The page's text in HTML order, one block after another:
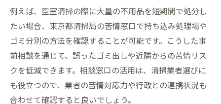
例えば、空室清掃の際に大量の不用品を短期間で処分し
たい場合、東京都清掃局の苦情窓口で持ち込み処理場や
ゴミ分別の方法を確認することが可能です。こうした事
前相談を通じて、誤ったゴミ出しや近隣からの苦情リス
クを低減できます。相談窓口の活用は、清掃業者選びに
も役立つので、業者の苦情対応力や行政との連携状況も
合わせて確認すると良いでしょう。